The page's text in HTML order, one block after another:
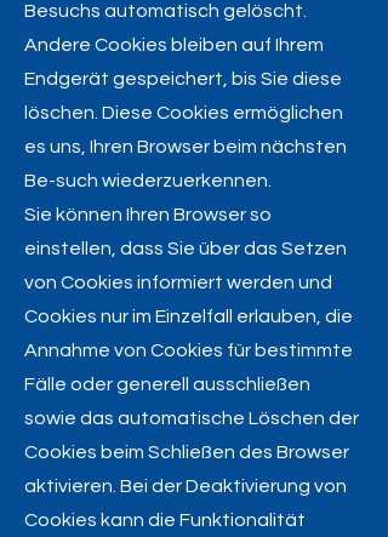
Besuchs automatisch gelöscht.
Andere Cookies bleiben auf Ihrem
Endgerät gespeichert, bis Sie diese
löschen. Diese Cookies ermöglichen
es uns, Ihren Browser beim nächsten
Be-such wiederzuerkennen.
Sie können Ihren Browser so
einstellen, dass Sie über das Setzen
von Cookies informiert werden und
Cookies nur im Einzelfall erlauben, die
Annahme von Cookies für bestimmte
Fälle oder generell ausschließen
sowie das automatische Löschen der
Cookies beim Schließen des Browser
aktivieren. Bei der Deaktivierung von
Cookies kann die Funktionalität